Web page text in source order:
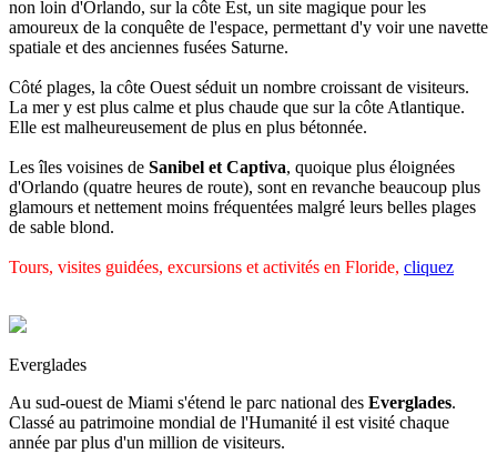
non loin d'Orlando, sur la côte Est, un site magique pour les
amoureux de la conquête de l'espace, permettant d'y voir une navette
spatiale et des anciennes fusées Saturne.
Côté plages, la côte Ouest séduit un nombre croissant de visiteurs.
La mer y est plus calme et plus chaude que sur la côte Atlantique.
Elle est malheureusement de plus en plus bétonnée.
Les îles voisines de Sanibel et Captiva, quoique plus éloignées
d'Orlando (quatre heures de route), sont en revanche beaucoup plus
glamours et nettement moins fréquentées malgré leurs belles plages
de sable blond.
Tours, visites guidées, excursions et activités en Floride, cliquez
Everglades
Au sud-ouest de Miami s'étend le parc national des Everglades.
Classé au patrimoine mondial de l'Humanité il est visité chaque
année par plus d'un million de visiteurs.